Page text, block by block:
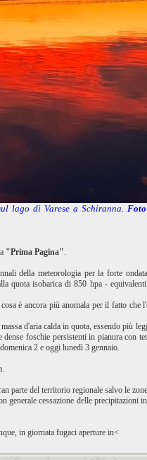
lago di Varese a Schiranna. Foto
"Prima Pagina".
della meteorologia per la forte
quota isobarica di 850 hpa -
è ancora più anomala per il fatto
d'aria calda in quota, essendo più
foschie persistenti in pianura
2 e oggi lunedì 3 gennaio.
parte del territorio regionale salvo le
cessazione delle precipitazioni
in giornata fugaci aperture in<